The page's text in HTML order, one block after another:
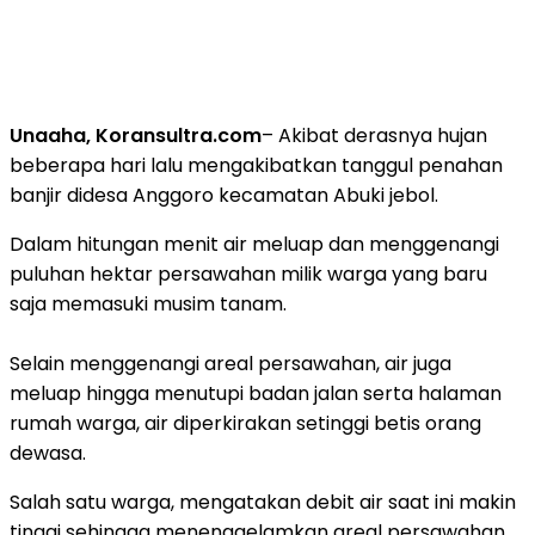
Unaaha, Koransultra.com– Akibat derasnya hujan
beberapa hari lalu mengakibatkan tanggul penahan
banjir didesa Anggoro kecamatan Abuki jebol.
Dalam hitungan menit air meluap dan menggenangi
puluhan hektar persawahan milik warga yang baru
saja memasuki musim tanam.
Selain menggenangi areal persawahan, air juga
meluap hingga menutupi badan jalan serta halaman
rumah warga, air diperkirakan setinggi betis orang
dewasa.
Salah satu warga, mengatakan debit air saat ini makin